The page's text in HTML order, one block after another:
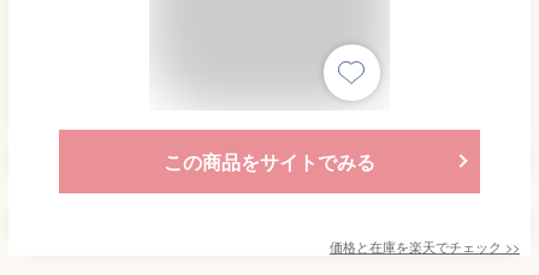
この商品をサイトでみる
価格と在庫を楽天でチェック >>